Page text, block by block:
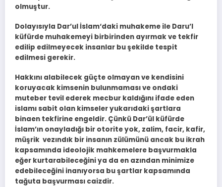
olmuştur.
Dolayısıyla Dar’ul İslam‘daki muhakeme ile Daru’l
küfürde muhakemeyi birbirinden ayırmak ve tekfir
edilip edilmeyecek insanlar bu şekilde tespit
edilmesi gerekir.
Hakkını alabilecek güçte olmayan ve kendisini
koruyacak kimsenin bulunmaması ve ondaki
muteber tevil ederek mecbur kaldığını ifade eden
islamı sabit olan kimseler yukarıdaki şartlara
binaen tekfirine engeldir. Çünkü Dar’ül küfürde
İslam’ın onayladığı bir otorite yok, zalim, facir, kafir,
müşrik vezındık bir insanın zülümünü ancak bu ikrah
kapsamında ideolojik mahkemelere başvurmakla
eğer kurtarabileceğini ya da en azından minimize
edebileceğini inanıyorsa bu şartlar kapsamında
tağuta başvurması caizdir.